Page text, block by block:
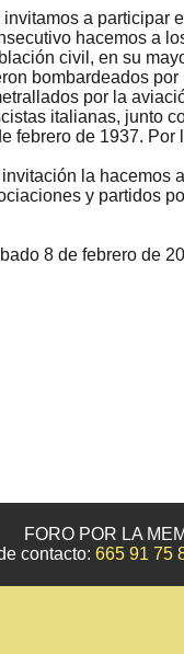
invitamos a participar
hacemos a
civil, en su
bombardeados
por la
italianas, junto
febrero de 1937. Por
invitación la hacemos
y partidos
8 de febrero de
FORO POR LA
contacto: 665 91 75